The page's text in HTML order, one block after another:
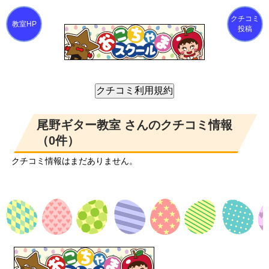
クチコミ
投稿
尾野ギター教室 さんのクチコミ情報
（0件）
クチコミ情報はまだありません。